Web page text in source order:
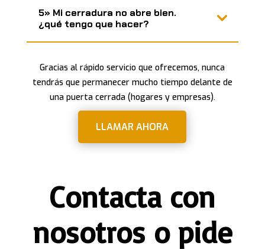
5» Mi cerradura no abre bien.
¿qué tengo que hacer?
Gracias al rápido servicio que ofrecemos, nunca
tendrás que permanecer mucho tiempo delante de
una puerta cerrada (hogares y empresas).
LLAMAR AHORA
Contacta con
nosotros o pide